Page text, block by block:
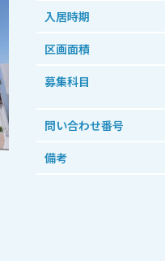
入居時期
区画面積
募集科目
問い合わせ番号
備考